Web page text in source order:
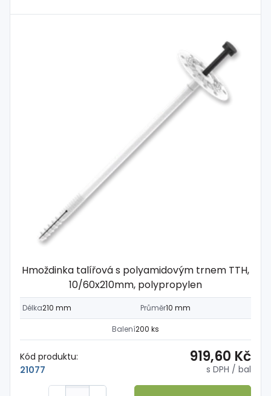
Hmoždinka talířová s polyamidovým trnem TTH,
10/60x210mm, polypropylen
Délka210 mm Průměr10 mm
Balení200 ks
Kód produktu:
21077
919,60 Kč
s DPH / bal